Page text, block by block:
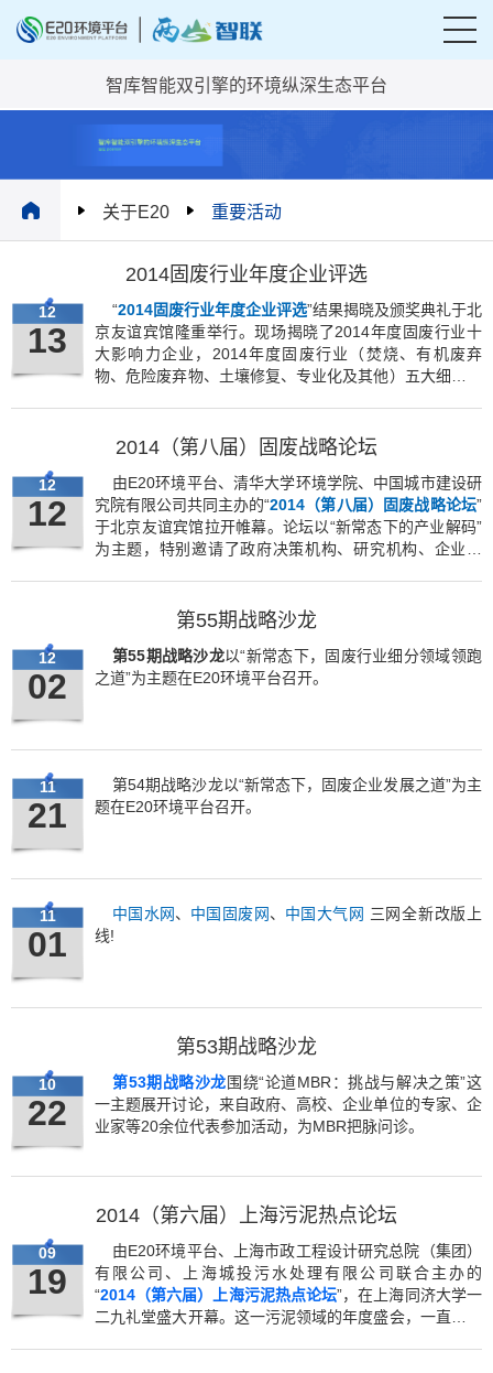
智库智能双引擎的环境纵深生态平台
关于E20 重要活动
2014固废行业年度企业评选
12
13
“2014固废行业年度企业评选”结果揭晓及颁奖典礼于北
京友谊宾馆隆重举行。现场揭晓了2014年度固废行业十
大影响力企业，2014年度固废行业（焚烧、有机废弃
物、危险废弃物、土壤修复、专业化及其他）五大细分领
2014（第八届）固废战略论坛
12
12
由E20环境平台、清华大学环境学院、中国城市建设研
究院有限公司共同主办的“2014（第八届）固废战略论坛”
于北京友谊宾馆拉开帷幕。论坛以“新常态下的产业解码”
为主题，特别邀请了政府决策机构、研究机构、企业代
第55期战略沙龙
12
02
第55期战略沙龙以“新常态下，固废行业细分领域领跑
之道”为主题在E20环境平台召开。
11
21
第54期战略沙龙以“新常态下，固废企业发展之道”为主
题在E20环境平台召开。
11
01
中国水网、 中国固废网、 中国大气网 三网全新改版上
线!
第53期战略沙龙
10
22
第53期战略沙龙围绕“论道MBR：挑战与解决之策”这
一主题展开讨论，来自政府、高校、企业单位的专家、企
业家等20余位代表参加活动，为MBR把脉问诊。
2014（第六届）上海污泥热点论坛
09
19
由E20环境平台、上海市政工程设计研究总院（集团）
有限公司、上海城投污水处理有限公司联合主办的
“2014（第六届）上海污泥热点论坛”，在上海同济大学一
二九礼堂盛大开幕。这一污泥领域的年度盛会，一直以来